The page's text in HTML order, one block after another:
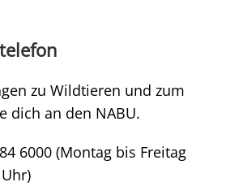
zu Wildtieren und zum
dich an den NABU.
6000 (Montag bis Freitag